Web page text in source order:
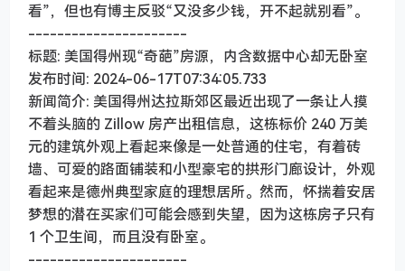
看”，但也有博主反驳“又没多少钱，开不起就别看”。
----------------------
标题: 美国得州现“奇葩”房源，内含数据中心却无卧室
发布时间: 2024-06-17T07:34:05.733
新闻简介: 美国得州达拉斯郊区最近出现了一条让人摸
不着头脑的 Zillow 房产出租信息，这栋标价 240 万美
元的建筑外观上看起来像是一处普通的住宅，有着砖
墙、可爱的路面铺装和小型豪宅的拱形门廊设计，外观
看起来是德州典型家庭的理想居所。然而，怀揣着安居
梦想的潜在买家们可能会感到失望，因为这栋房子只有
1 个卫生间，而且没有卧室。
----------------------